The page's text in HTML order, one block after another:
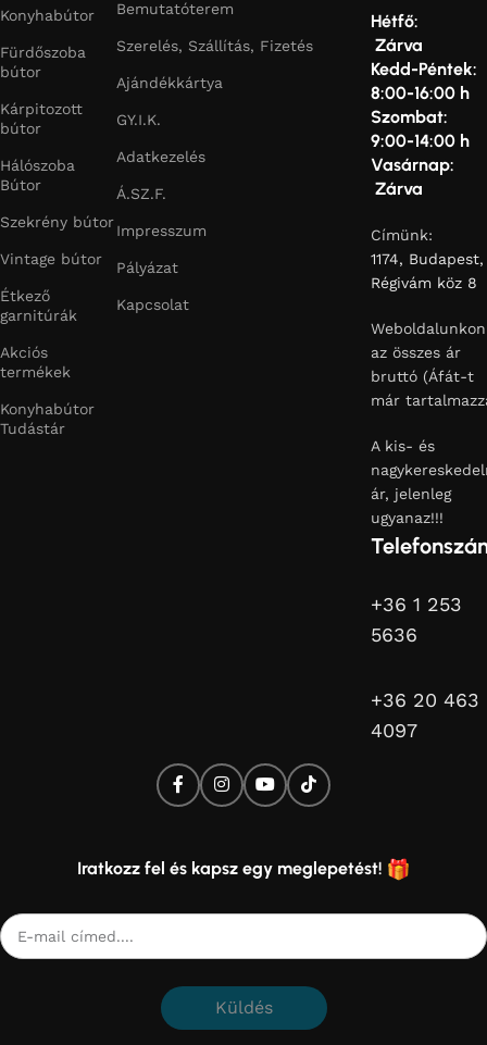
Konyhabútor
Fürdőszoba
bútor
Kárpitozott
bútor
Hálószoba
Bútor
Szekrény bútor
Vintage bútor
Étkező
garnitúrák
Akciós
termékek
Konyhabútor
Tudástár
Bemutatóterem
Szerelés, Szállítás, Fizetés
Ajándékkártya
GY.I.K.
Adatkezelés
Á.SZ.F.
Impresszum
Pályázat
Kapcsolat
Hétfő:
Zárva
Kedd-Péntek:
8:00-16:00 h
Szombat:
9:00-14:00 h
Vasárnap:
Zárva
Címünk:
1174, Budapest,
Régivám köz 8
Weboldalunkon
az összes ár
bruttó (Áfát-t
már
A kis- és
ár, jelenleg
ugyanaz!!!
+36 1 253
5636
+36 20 463
4097
Iratkozz fel és kapsz egy meglepetést!
Küldés